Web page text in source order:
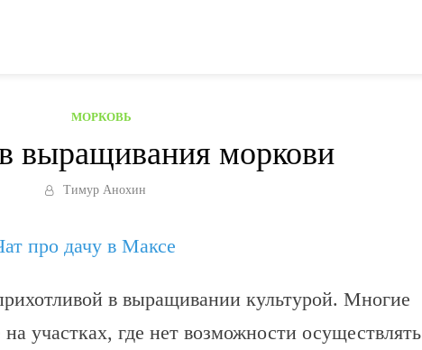
МОРКОВЬ
выращивания моркови
Тимур Анохин
про дачу в Максе
в выращивании культурой. Многие
участках, где нет возможности осуществлять